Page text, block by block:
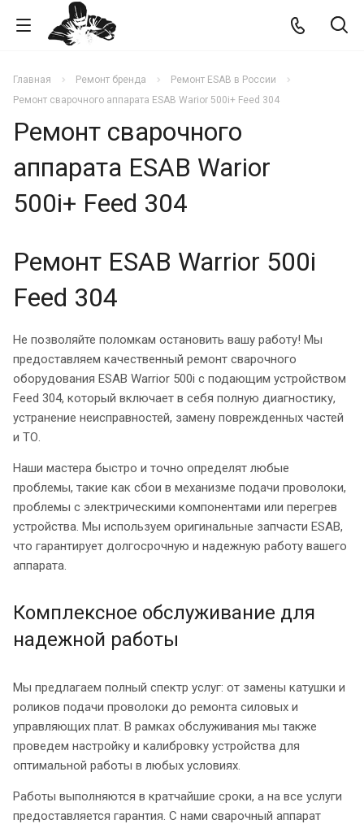
Главная Ремонт бренда
Ремонт ESAB в России
Ремонт сварочного аппарата ESAB Warior 500i+ Feed 304
Ремонт сварочного
аппарата ESAB Warior
500i+ Feed 304
Ремонт ESAB Warrior 500i
Feed 304
Не позволяйте поломкам остановить вашу работу! Мы
предоставляем качественный ремонт сварочного
оборудования ESAB Warrior 500i с подающим устройством
Feed 304, который включает в себя полную диагностику,
устранение неисправностей, замену поврежденных частей
и ТО.
Наши мастера быстро и точно определят любые
проблемы, такие как сбои в механизме подачи проволоки,
проблемы с электрическими компонентами или перегрев
устройства. Мы используем оригинальные запчасти ESAB,
что гарантирует долгосрочную и надежную работу вашего
аппарата.
Комплексное обслуживание для
надежной работы
Мы предлагаем полный спектр услуг: от замены катушки и
роликов подачи проволоки до ремонта силовых и
управляющих плат. В рамках обслуживания мы также
проведем настройку и калибровку устройства для
оптимальной работы в любых условиях.
Работы выполняются в кратчайшие сроки, а на все услуги
предоставляется гарантия. С нами сварочный аппарат